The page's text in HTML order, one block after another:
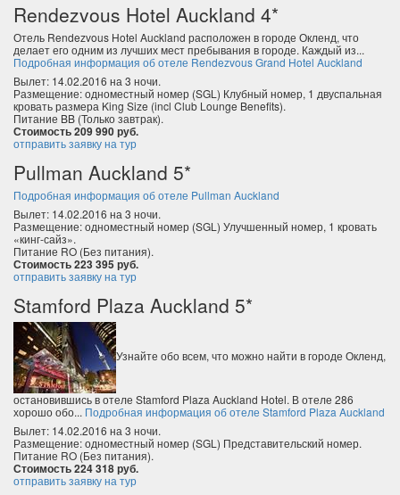
Rendezvous Hotel Auckland 4*
Отель Rendezvous Hotel Auckland расположен в городе Окленд, что
делает его одним из лучших мест пребывания в городе. Каждый из...
Подробная информация об отеле Rendezvous Grand Hotel Auckland
Вылет: 14.02.2016 на 3 ночи.
Размещение: одноместный номер (SGL) Клубный номер, 1 двуспальная
кровать размера King Size (incl Club Lounge Benefits).
Питание BB (Только завтрак).
Стоимость 209 990 руб.
отправить заявку на тур
Pullman Auckland 5*
Подробная информация об отеле Pullman Auckland
Вылет: 14.02.2016 на 3 ночи.
Размещение: одноместный номер (SGL) Улучшенный номер, 1 кровать
«кинг-сайз».
Питание RO (Без питания).
Стоимость 223 395 руб.
отправить заявку на тур
Stamford Plaza Auckland 5*
Узнайте обо всем, что можно найти в городе Окленд,
остановившись в отеле Stamford Plaza Auckland Hotel. В отеле 286
хорошо обо... Подробная информация об отеле Stamford Plaza Auckland
Вылет: 14.02.2016 на 3 ночи.
Размещение: одноместный номер (SGL) Представительский номер.
Питание RO (Без питания).
Стоимость 224 318 руб.
отправить заявку на тур